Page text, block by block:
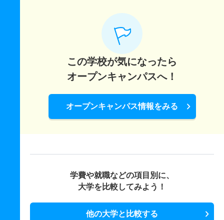
この学校が気になったら
オープンキャンパスへ！
オープンキャンパス情報をみる
学費や就職などの項目別に、
大学を比較してみよう！
他の大学と比較する